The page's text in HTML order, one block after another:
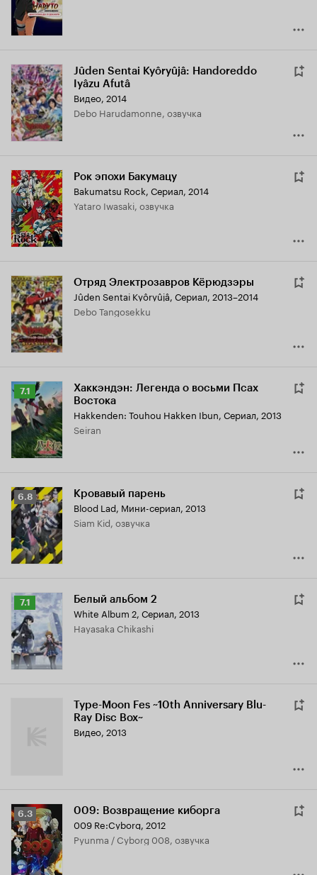
Jûden Sentai Kyôryûjâ: Handoreddo
Iyâzu Afutâ
Видео, 2014
Debo Harudamonne, озвучка
Рок эпохи Бакумацу
Bakumatsu Rock, Сериал, 2014
Yataro Iwasaki, озвучка
Отряд Электрозавров Кёрюдзэры
Jûden Sentai Kyôryûjâ, Сериал, 2013–2014
Debo Tangosekku
Рейтинг
Кинопоиска
7.1
7.1
Хаккэндэн: Легенда о восьми Псах
Востока
Hakkenden: Touhou Hakken Ibun, Сериал, 2013
Seiran
Рейтинг
Кинопоиска
6.8
6.8 Кровавый парень
Blood Lad, Мини-сериал, 2013
Siam Kid, озвучка
Рейтинг
Кинопоиска
7.1
7.1 Белый альбом 2
White Album 2, Сериал, 2013
Hayasaka Chikashi
Type-Moon Fes ~10th Anniversary Blu-
Ray Disc Box~
Видео, 2013
Рейтинг
Кинопоиска
6.3
6.3 009: Возвращение киборга
009 Re:Cyborg, 2012
Pyunma / Cyborg 008, озвучка